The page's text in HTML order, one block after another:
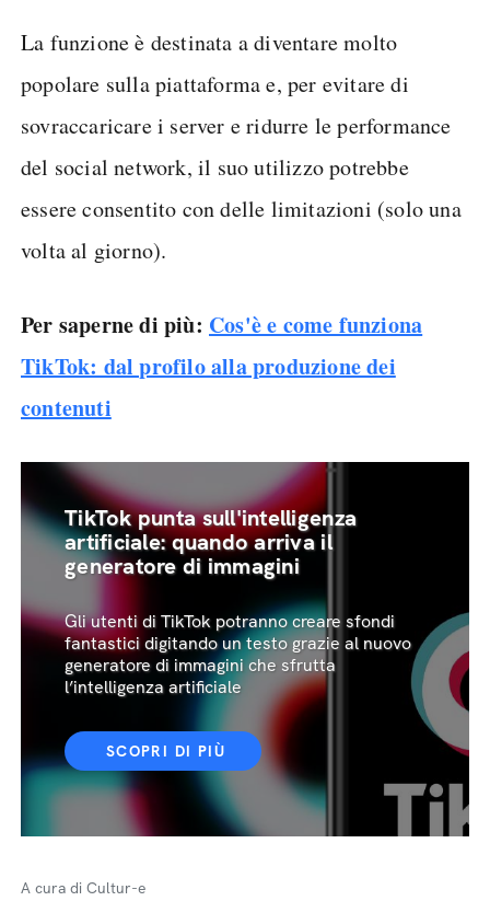
La funzione è destinata a diventare molto
popolare sulla piattaforma e, per evitare di
sovraccaricare i server e ridurre le performance
del social network, il suo utilizzo potrebbe
essere consentito con delle limitazioni (solo una
volta al giorno).
Per saperne di più: Cos'è e come funziona
TikTok: dal profilo alla produzione dei
contenuti
TikTok punta sull'intelligenza
artificiale: quando arriva il
generatore di immagini
Gli utenti di TikTok potranno creare sfondi
fantastici digitando un testo grazie al nuovo
generatore di immagini che sfrutta
l’intelligenza artificiale
SCOPRI DI PIÙ
A cura di Cultur-e